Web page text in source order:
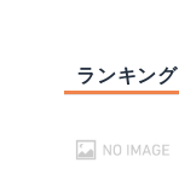
ランキング